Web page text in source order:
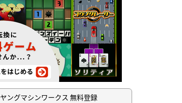
ヤングマシンワークス 無料登録